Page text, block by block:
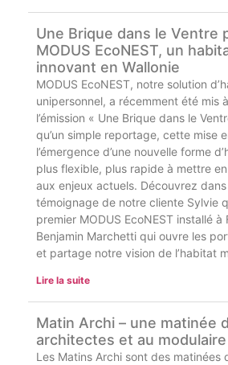
Une Brique dans le Ventre
MODUS EcoNEST, un
innovant en Wallonie
MODUS EcoNEST, notre solution
unipersonnel, a récemment été mis
l’émission « Une Brique dans le
qu’un simple reportage, cette mise
l’émergence d’une nouvelle forme
plus flexible, plus rapide à mettre
aux enjeux actuels. Découvrez
témoignage de notre cliente Sylvie
premier MODUS EcoNEST installé à
Benjamin Marchetti qui ouvre les
et partage notre vision de l’habitat
Lire la suite
Matin Archi – une matinée
architectes et au modulaire
Les Matins Archi sont des matinées